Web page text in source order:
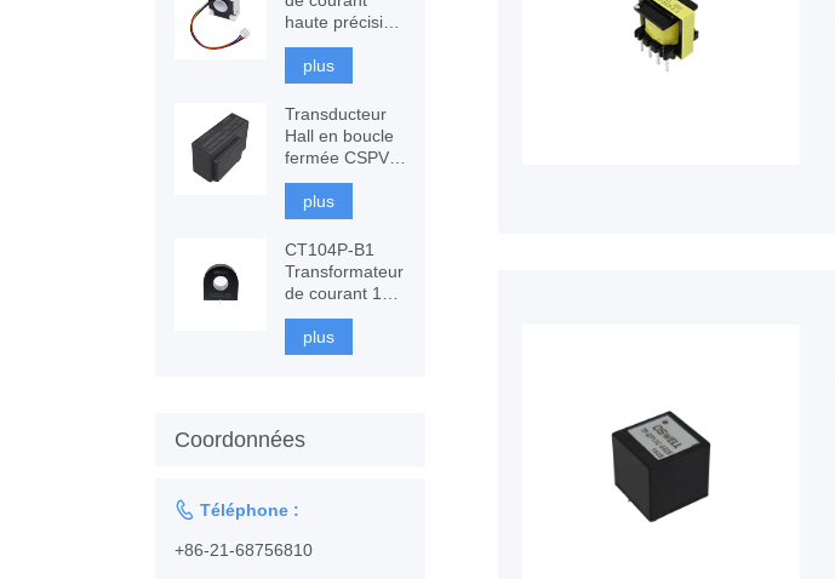
haute précision
CSPV-ITP-200,
fluxgate à
composants
plus
Transducteur
Hall en boucle
fermée CSPV-
LAH, mesure
AC, DC
plus
CT104P-B1
Transformateur
de courant 100
A, surveillance
et protection
plus
Coordonnées
 Téléphone :
+86-21-68756810